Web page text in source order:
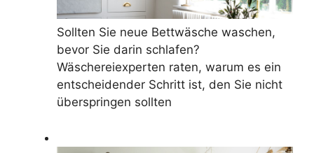
Sollten Sie neue Bettwäsche waschen,
bevor Sie darin schlafen?
Wäschereiexperten raten, warum es ein
entscheidender Schritt ist, den Sie nicht
überspringen sollten